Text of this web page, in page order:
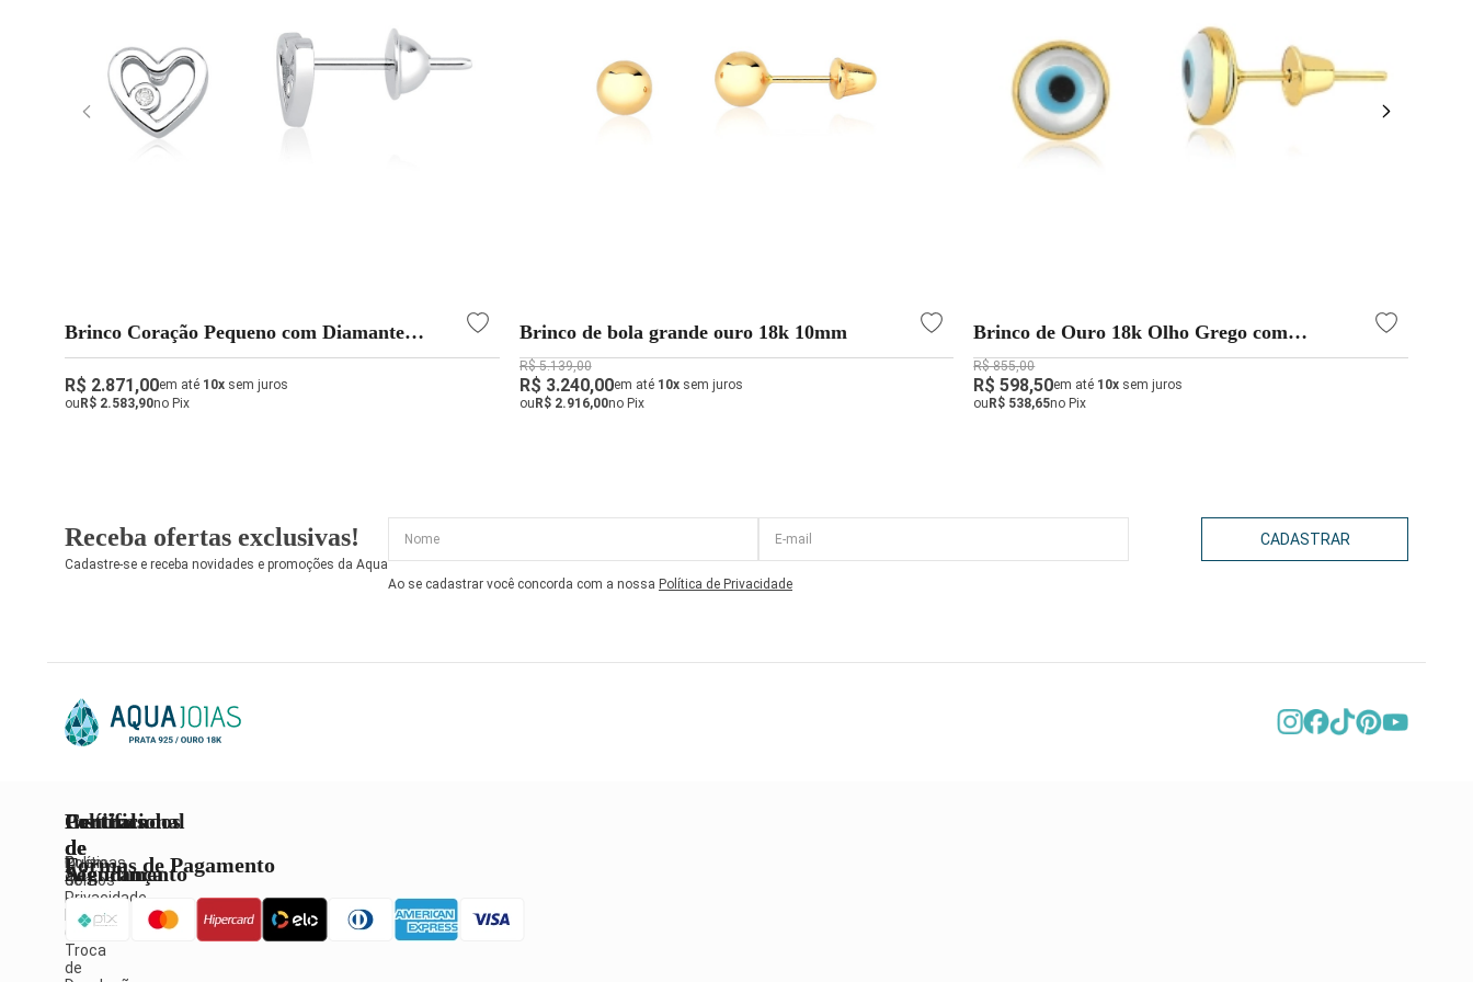
Brinco Coração Pequeno com Diamante
Delicado
R$ 2.871,00em até 10x sem juros
ouR$ 2.583,90no Pix
Brinco de bola grande ouro 18k 10mm
R$ 5.139,00
R$ 3.240,00em até 10xsem juros
ouR$ 2.916,00no Pix
Brinco de Ouro 18k Olho Grego com
Madrepérola
R$ 855,00
R$ 598,50em até 10x sem juros
ouR$ 538,65no Pix
Receba ofertas exclusivas!
Cadastre-se e receba novidades e promoções da Aqua
CADASTRAR
Ao se cadastrar você concorda com a nossa Política de Privacidade
Institucional
Quem
Somos
Políticas
Políticas
de
Privacidade
Política
de
Troca
de
Central
de
Atendimento
Fale
Conosco
Certificados
de
Segurança
Formas de Pagamento